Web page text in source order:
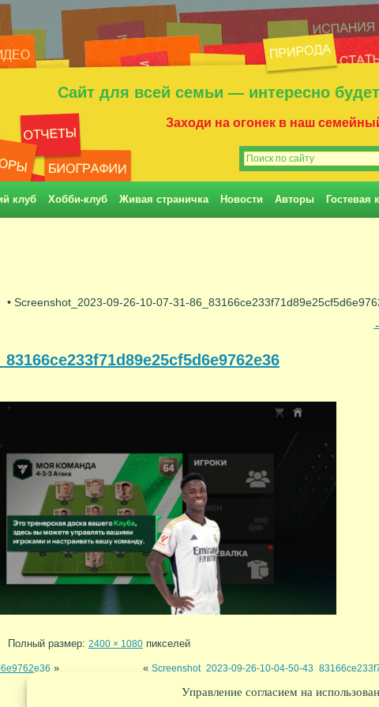
Управление согласием на
Сайт для всей семьи — интересно
Заходи на огонек в наш
клуб Хобби-клуб Живая страничка Новости Авторы Гостевая
• Screenshot_2023-09-26-10-07-31-
Полный размер: 2400 × 1080 пикселей
» « Screenshot_2023-09-26-10-04-50-